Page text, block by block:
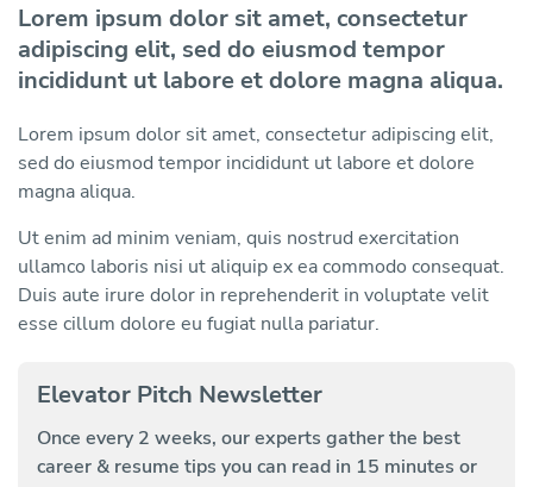
Lorem ipsum dolor sit amet, consectetur
adipiscing elit, sed do eiusmod tempor
incididunt ut labore et dolore magna aliqua.
Lorem ipsum dolor sit amet, consectetur adipiscing elit,
sed do eiusmod tempor incididunt ut labore et dolore
magna aliqua.
Ut enim ad minim veniam, quis nostrud exercitation
ullamco laboris nisi ut aliquip ex ea commodo consequat.
Duis aute irure dolor in reprehenderit in voluptate velit
esse cillum dolore eu fugiat nulla pariatur.
Elevator Pitch Newsletter
Once every 2 weeks, our experts gather the best
career & resume tips you can read in 15 minutes or